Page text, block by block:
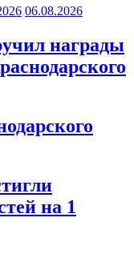
06.08.2026
награды
на 1